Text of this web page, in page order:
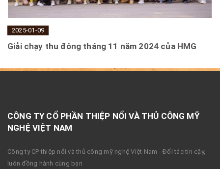
2025-01-09
Giải chạy thu đông tháng 11 năm 2024 của HMG
CÔNG TY CỔ PHẦN THIỆP NỔI VÀ THỦ CÔNG MỸ
NGHỆ VIỆT NAM
Công ty CP thiệp nổi và thủ công mỹ nghệ Việt Nam - Đối tác tin cậy,
luôn đồng hành cùng bạn